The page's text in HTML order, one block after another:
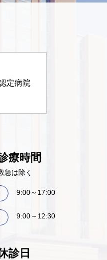
定病院
療時間
急は除く
9:00～17:00
9:00～12:30
診日